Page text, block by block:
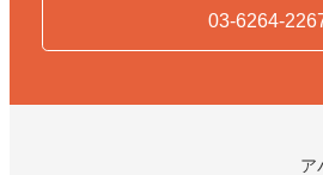
03-6264-
ア